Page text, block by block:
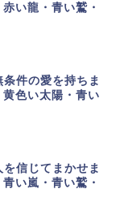
い龍・青い鷲・
件の愛を持ちま
色い太陽・青い
信じてまかせま
い嵐・青い鷲・